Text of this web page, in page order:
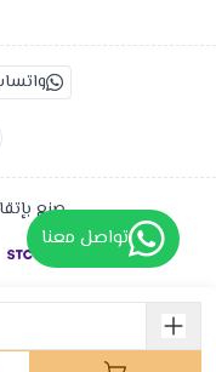
صنع
تواصل معنا